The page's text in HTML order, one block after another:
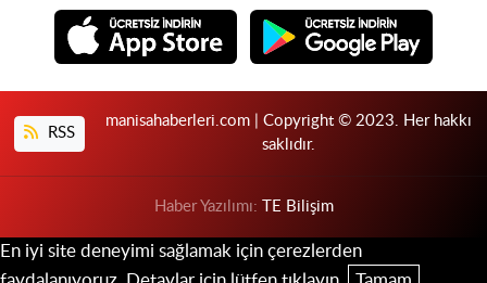
RSS
manisahaberleri.com | Copyright © 2023. Her hakkı
saklıdır.
Haber Yazılımı: TE Bilişim
En iyi site deneyimi sağlamak için çerezlerden